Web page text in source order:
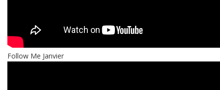
Follow Me Janvier